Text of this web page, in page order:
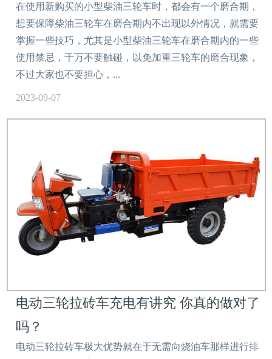
在使用新购买的小型柴油三轮车时，都会有一个磨合期，
想要保障柴油三轮车在磨合期内不出现以外情况，就需要
掌握一些技巧，尤其是小型柴油三轮车在磨合期内的一些
使用禁忌，千万不要触碰，以免加重三轮车的磨合现象，
不过大家也不要担心，...
2023-09-07
电动三轮拉砖车充电有讲究 你真的做对了
吗？
电动三轮拉砖车极大优势就在于无需向烧油车那样进行排